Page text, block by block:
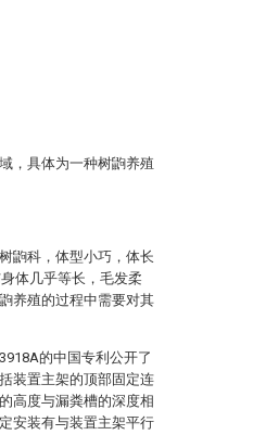
，具体为一种树鼩养殖
鼩科，体型小巧，体长
体几乎等长，毛发柔
养殖的过程中需要对其
的中国专利公开了
装置主架的顶部固定连
高度与漏粪槽的深度相
安装有与装置主架平行